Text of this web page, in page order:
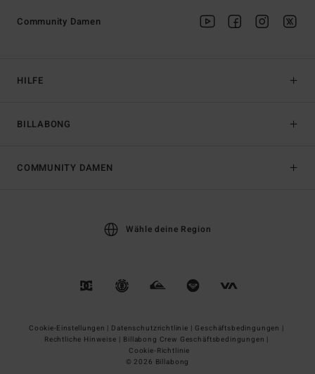
HILFE
BILLABONG
Community Damen
COMMUNITY DAMEN
Wähle deine Region
Cookie-Einstellungen | Datenschutzrichtlinie | Geschäftsbedingungen |
Rechtliche Hinweise | Billabong Crew Geschäftsbedingungen |
Cookie-Richtlinie
© 2026 Billabong